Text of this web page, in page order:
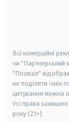
Всі комерційні
чи "Партнерський
"Позиція"
не поділяти їхніх
цитування можна
Усі права захищені.
року (21+)